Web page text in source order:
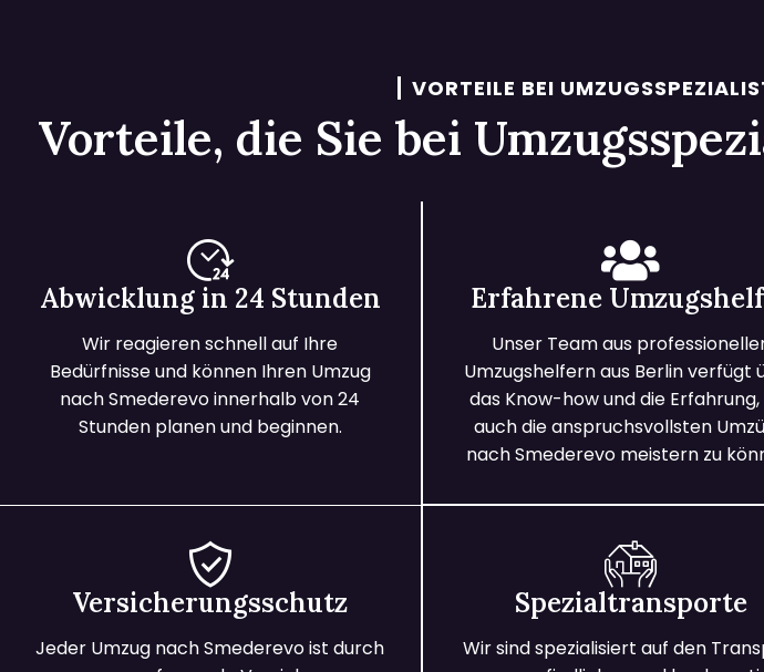
VORTEILE BEI
Vorteile, die Sie bei
Abwicklung in 24 Stunden
Wir reagieren schnell auf Ihre
Bedürfnisse und können Ihren Umzug
nach Smederevo innerhalb von 24
Stunden planen und beginnen.
Erfahrene
Unser Team aus
Umzugshelfern aus Berlin verfügt
das Know-how und die
auch die anspruchsvollsten
nach Smederevo meistern zu
Versicherungsschutz
Jeder Umzug nach Smederevo ist durch
Spezialtransporte
Wir sind spezialisiert auf den